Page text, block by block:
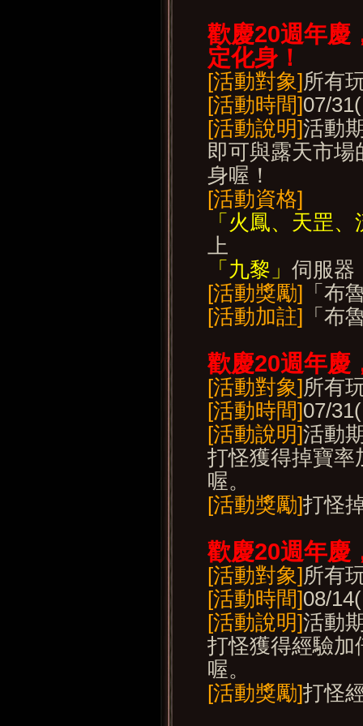
歡慶20週年慶
定化身！
[活動對象]所有
[活動時間]07/
[活動說明]活動
即可與露天市
身喔！
[活動資格]
「火鳳、天罡
上
「九黎」 伺服器
[活動獎勵] 「布
[活動加註] 「布
歡慶20週年慶
[活動對象]所有
[活動時間]07/
[活動說明]活動
打怪獲得掉寶率
喔。
[活動獎勵]打怪
歡慶20週年慶
[活動對象]所有
[活動時間]08/
[活動說明]活動
打怪獲得經驗加
喔。
[活動獎勵]打怪